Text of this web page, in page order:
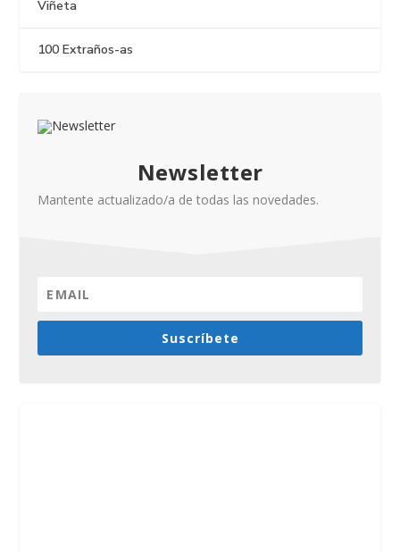
Viñeta
100 Extraños-as
Newsletter
Mantente actualizado/a de todas las novedades.
Suscríbete